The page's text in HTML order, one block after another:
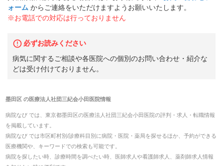
ォーム からご連絡をいただけますようお願いいたします。
※お電話での対応は行っておりません
必ずお読みください
病気に関するご相談や各医院への個別のお問い合わせ・紹介な
どは受け付けておりません。
墨田区の医療法人社団三紀会小田医院情報
病院なび では、 東京都墨田区の医療法人社団三紀会小田医院の評判・求人・転職情報
を掲載しています。
病院なび では市区町村別/診療科目別に病院・医院・薬局を探せるほか、予約ができる
医療機関や、キーワードでの検索も可能です。
病院を探したい時、診療時間を調べたい時、医師求人や看護師求人、薬剤師求人情報